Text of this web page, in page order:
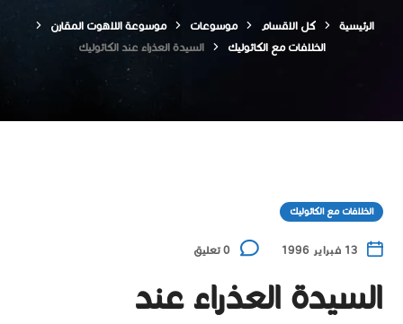
الرئيسية كل الاقسام موسوعات
موسوعة اللاهوت المقارن
الخلافات مع الكاثوليك
السيدة العذراء عند الكاثوليك
الخلافات مع الكاثوليك
13 فبراير 1996 0 تعليق
السيدة العذراء عند